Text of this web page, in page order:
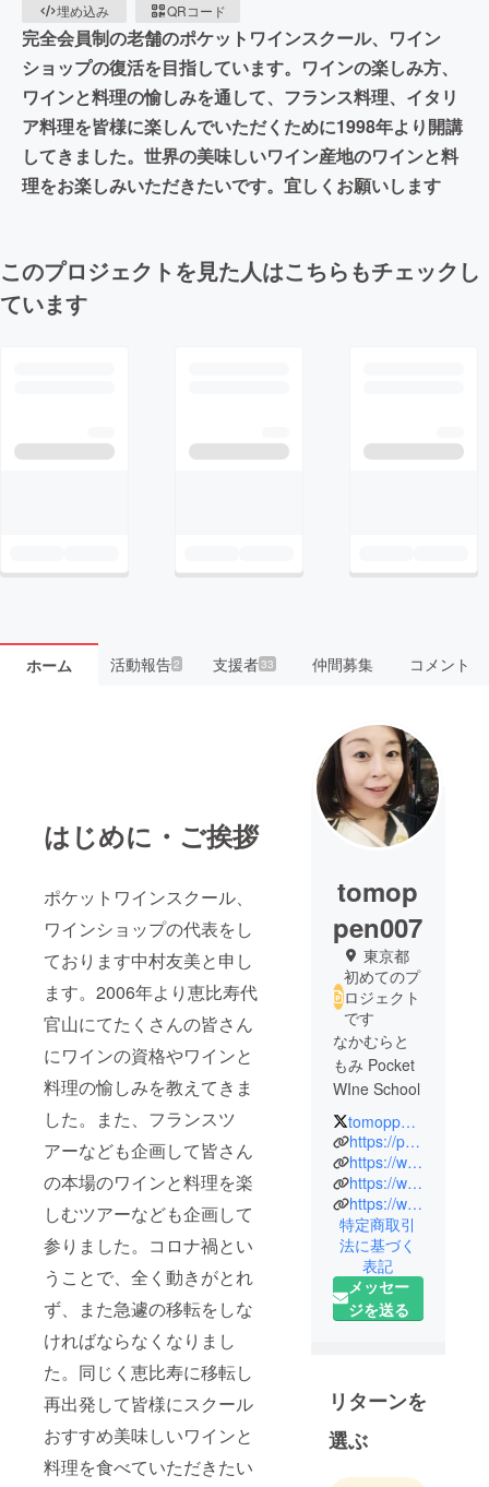
埋め込み
QRコード
完全会員制の老舗のポケットワインスクール、ワイン
ショップの復活を目指しています。ワインの楽しみ方、
ワインと料理の愉しみを通して、フランス料理、イタリ
ア料理を皆様に楽しんでいただくために1998年より開講
してきました。世界の美味しいワイン産地のワインと料
理をお楽しみいただきたいです。宜しくお願いします
このプロジェクトを見た人はこちらもチェックし
ています
ホーム 活動報告2 支援者33 仲間募集 コメント
はじめに・ご挨拶
ポケットワインスクール、
ワインショップの代表をし
ております中村友美と申し
ます。2006年より恵比寿代
官山にてたくさんの皆さん
にワインの資格やワインと
料理の愉しみを教えてきま
した。また、フランスツ
アーなども企画して皆さん
の本場のワインと料理を楽
しむツアーなども企画して
参りました。コロナ禍とい
うことで、全く動きがとれ
ず、また急遽の移転をしな
ければならなくなりまし
た。同じく恵比寿に移転し
再出発して皆様にスクール
おすすめ美味しいワインと
料理を食べていただきたい
tomop
pen007
東京都
初めてのプ
ロジェクト
です
なかむらと
もみ Pocket
WIne School
中村 友美
（ソムリ
エ、エキス
パート資格
受験対策講
座、ドイツ
ワインケ
ナー、上級
ケナー、
デミー（ビ
ドバンス、
エキスパー
tomoppen007
https://pocket-wine-school.com/index.html
https://www.facebook.com/tomoppen/
https://www.facebook.com/tomoppen/
https://www.rakuten.co.jp/pocketwineshop/
特定商取引
法に基づく
表記
メッセー
ジを送る
リターンを
選ぶ